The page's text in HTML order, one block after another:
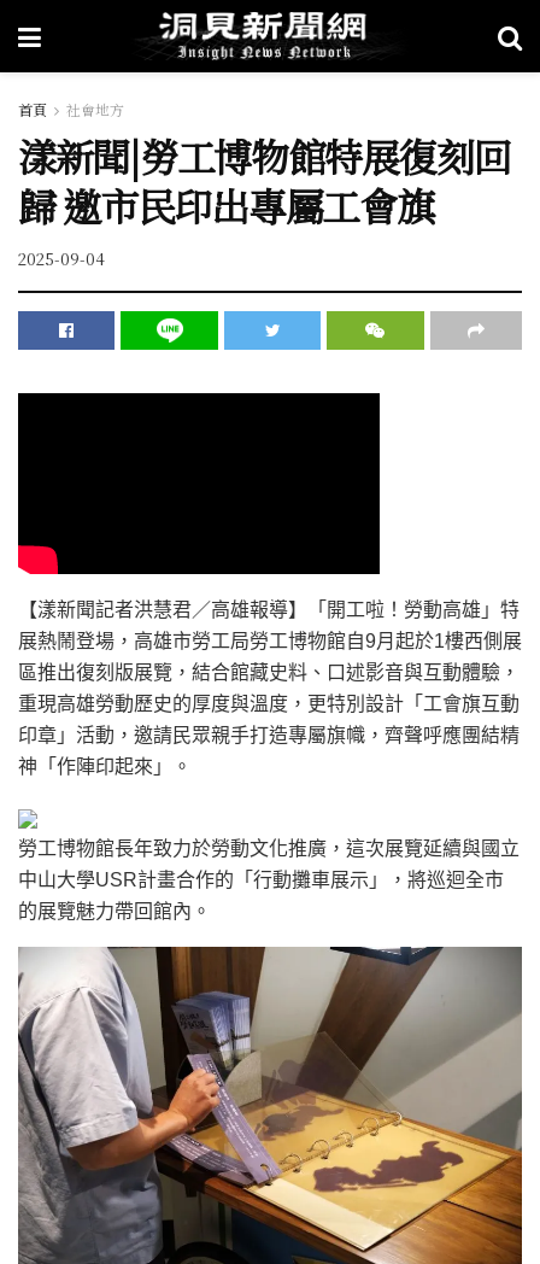
首頁 社會地方
漾新聞|勞工博物館特展復刻回
歸 邀市民印出專屬工會旗
2025-09-04
【漾新聞記者洪慧君／高雄報導】「開工啦！勞動高雄」特
展熱鬧登場，高雄市勞工局勞工博物館自9月起於1樓西側展
區推出復刻版展覽，結合館藏史料、口述影音與互動體驗，
重現高雄勞動歷史的厚度與溫度，更特別設計「工會旗互動
印章」活動，邀請民眾親手打造專屬旗幟，齊聲呼應團結精
神「作陣印起來」。
勞工博物館長年致力於勞動文化推廣，這次展覽延續與國立
中山大學USR計畫合作的「行動攤車展示」，將巡迴全市
的展覽魅力帶回館內。